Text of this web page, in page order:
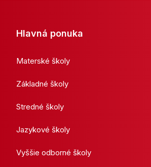
Hlavná ponuka
Materské školy
Základné školy
Stredné školy
Jazykové školy
Vyššie odborné školy